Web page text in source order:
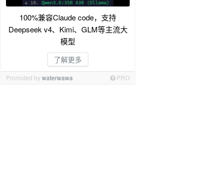
100%兼容Claude code，支持
Deepseek v4、Kimi、GLM等主流大
模型
了解更多
Promoted bywaterwawa PRO